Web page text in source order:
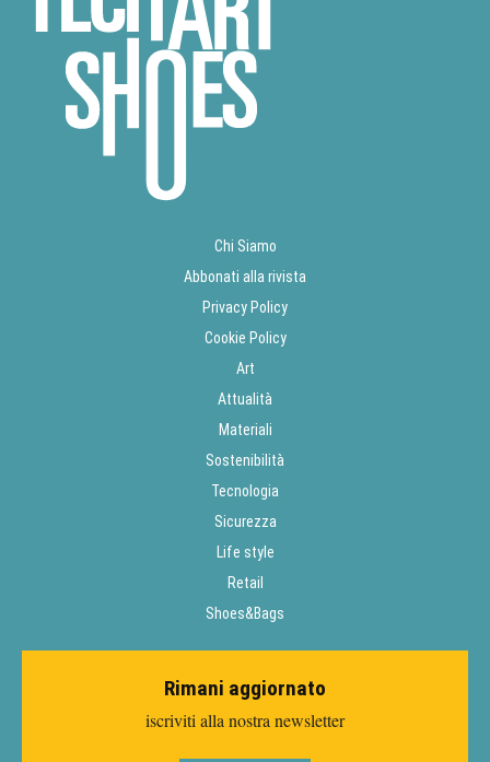
Chi Siamo
Abbonati alla rivista
Privacy Policy
Cookie Policy
Art
Attualità
Materiali
Sostenibilità
Tecnologia
Sicurezza
Life style
Retail
Shoes&Bags
Rimani aggiornato
iscriviti alla nostra newsletter